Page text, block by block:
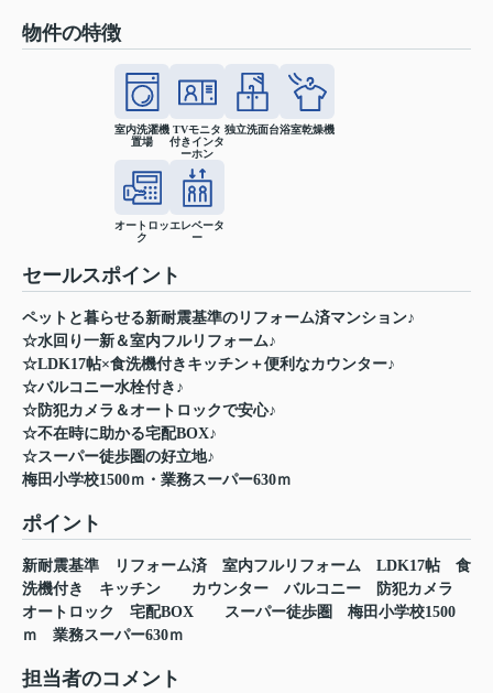
物件の特徴
室内洗濯機
置場
TVモニタ
付きインタ
ーホン
独立洗面台浴室乾燥機
オートロッ
ク
エレベータ
ー
セールスポイント
ペットと暮らせる新耐震基準のリフォーム済マンション♪
☆水回り一新＆室内フルリフォーム♪
☆LDK17帖×食洗機付きキッチン＋便利なカウンター♪
☆バルコニー水栓付き♪
☆防犯カメラ＆オートロックで安心♪
☆不在時に助かる宅配BOX♪
☆スーパー徒歩圏の好立地♪
梅田小学校1500ｍ・業務スーパー630ｍ
ポイント
新耐震基準 リフォーム済 室内フルリフォーム LDK17帖
食
洗機付き
キッチン カウンター バルコニー
防犯カメラ
オートロック
宅配BOX スーパー徒歩圏
梅田小学校1500
ｍ
業務スーパー630ｍ
担当者のコメント